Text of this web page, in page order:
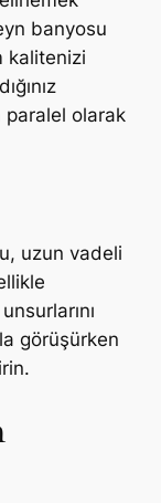
banyosu
kalitenizi
paralel olarak
uzun vadeli
görüşürken